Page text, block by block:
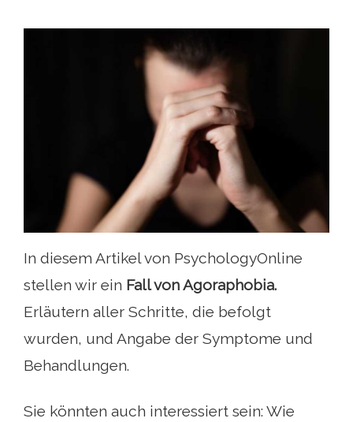
In diesem Artikel von PsychologyOnline
stellen wir ein Fall von Agoraphobia.
Erläutern aller Schritte, die befolgt
wurden, und Angabe der Symptome und
Behandlungen.
Sie könnten auch interessiert sein: Wie